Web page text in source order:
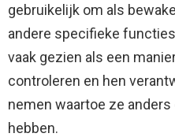
gebruikelijk om als
andere specifieke
vaak gezien als een
controleren en hen
nemen waartoe ze
hebben.